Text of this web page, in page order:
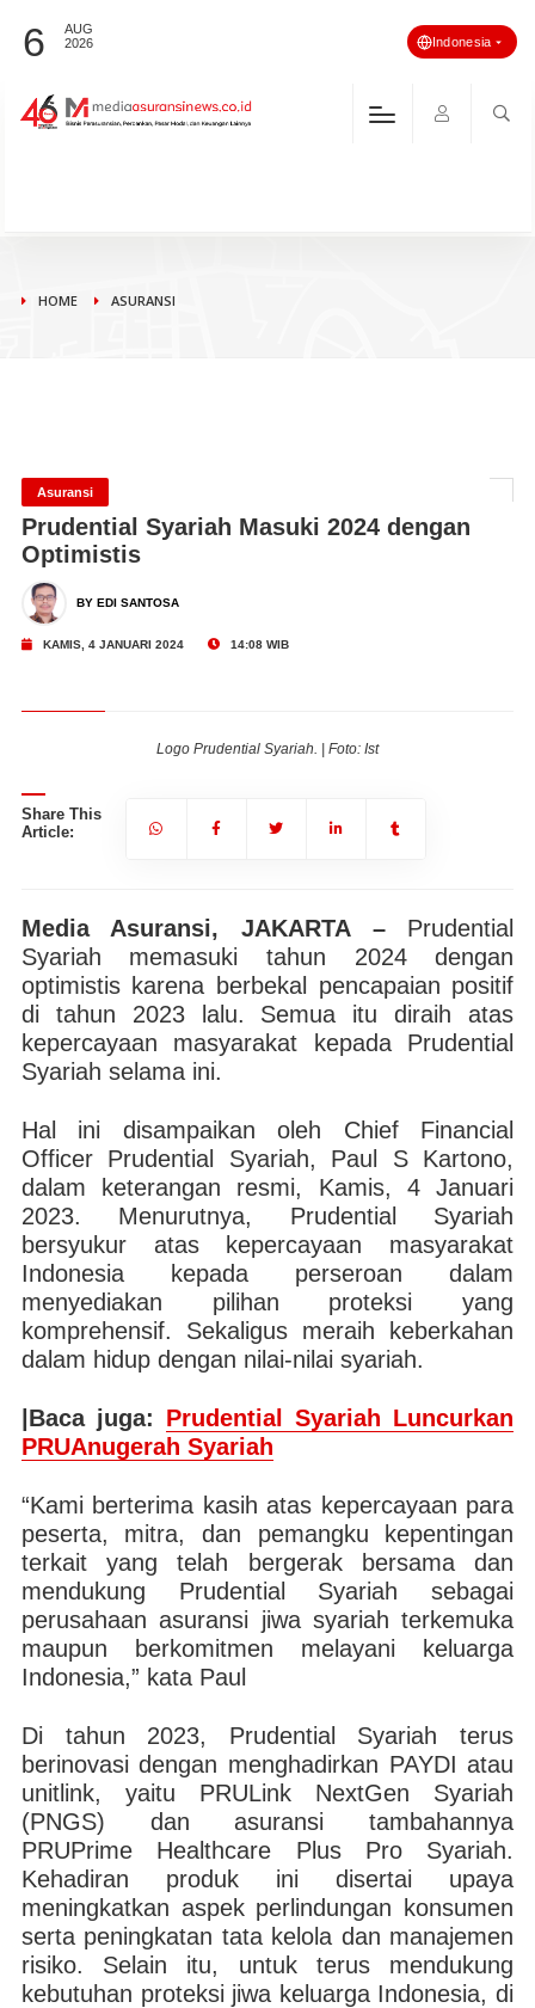
6
AUG
2026
Indonesia
HOME ASURANSI
Asuransi
Prudential Syariah Masuki 2024 dengan
Optimistis
BY EDI SANTOSA
KAMIS, 4 JANUARI 2024 14:08 WIB
Logo Prudential Syariah. | Foto: Ist
Share This
Article:
Media Asuransi, JAKARTA – Prudential
Syariah memasuki tahun 2024 dengan
optimistis karena berbekal pencapaian positif
di tahun 2023 lalu. Semua itu diraih atas
kepercayaan masyarakat kepada Prudential
Syariah selama ini.
Hal ini disampaikan oleh Chief Financial
Officer Prudential Syariah, Paul S Kartono,
dalam keterangan resmi, Kamis, 4 Januari
2023. Menurutnya, Prudential Syariah
bersyukur atas kepercayaan masyarakat
Indonesia kepada perseroan dalam
menyediakan pilihan proteksi yang
komprehensif. Sekaligus meraih keberkahan
dalam hidup dengan nilai-nilai syariah.
|Baca juga: Prudential Syariah Luncurkan
PRUAnugerah Syariah
“Kami berterima kasih atas kepercayaan para
peserta, mitra, dan pemangku kepentingan
terkait yang telah bergerak bersama dan
mendukung Prudential Syariah sebagai
perusahaan asuransi jiwa syariah terkemuka
maupun berkomitmen melayani keluarga
Indonesia,” kata Paul
Di tahun 2023, Prudential Syariah terus
berinovasi dengan menghadirkan PAYDI atau
unitlink, yaitu PRULink NextGen Syariah
(PNGS) dan asuransi tambahannya
PRUPrime Healthcare Plus Pro Syariah.
Kehadiran produk ini disertai upaya
meningkatkan aspek perlindungan konsumen
serta peningkatan tata kelola dan manajemen
risiko. Selain itu, untuk terus mendukung
kebutuhan proteksi jiwa keluarga Indonesia, di